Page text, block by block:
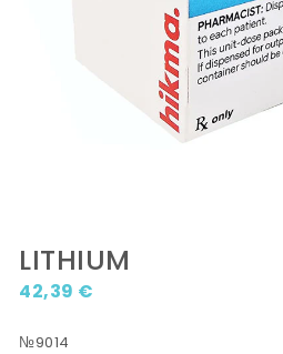
LITHIUM
42,39 €
№9014